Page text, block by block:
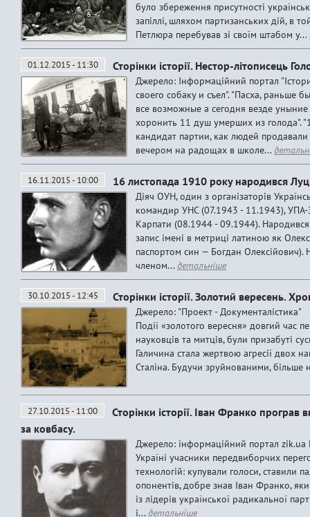
було збереження присутностi
запіллі, шляхом партизанських дій, в
Петлюра перебував зi своїм штабом у...
01.12.2015 - 11:30 Сторінки історії. Нестор-літописець
Джерело: Інформаційний портал
своего собаку и съел". "Пасха, раньше
все возможные а сегодня везде
хоронить 11 душ умерших из голода".
кандидат партии, как людей
вечером на радощах в школе...
16.11.2015 - 10:00 16 листопада 1910 року народився
Діяч ОУН, один з організаторів
командир УНС (07.1943 - 11.1943),
Карпати (08.1944 - 09.1944).
запис імені в метриці латиною як
паспортом син — Богдан Олексійович).
членом...детальніше
30.10.2015 - 12:45 Сторінки історії. Золотий вересень.
Джерело: "Проект - Документалістика"
Події «золотого вересня» довгий час
науковців та митців, були призабуті
Галичина стала жертвою агресії двох
Сталіна. Будучи зруйнованими, більше
27.10.2015 - 11:00
Сторінки історії. Іван Франко програв
за ковбасу.
Джерело: інформаційний портал zik.ua
Україні учасники передвиборчих
технологій: купували голоси, ставили
опонентів, добре знав Іван Франко,
із лідерів української радикальної
і...детальніше